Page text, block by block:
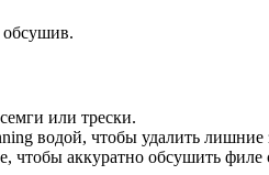
или трески.
водой, чтобы удалить лишние
чтобы аккуратно обсушить филе